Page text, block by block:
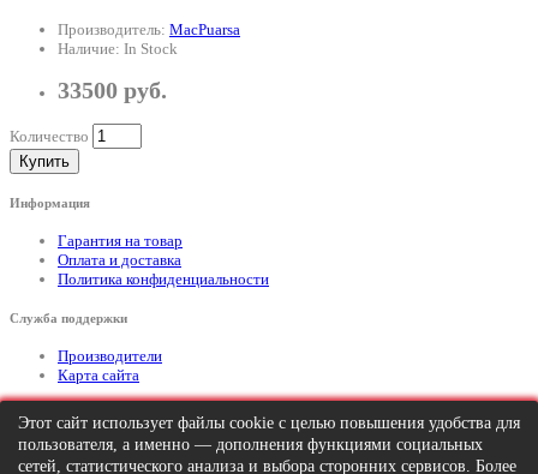
Производитель: MacPuarsa
Наличие: In Stock
33500 руб.
Количество
Купить
Информация
Гарантия на товар
Оплата и доставка
Политика конфиденциальности
Служба поддержки
Производители
Карта сайта
Дополнительно
Тел: +7 (495) 646-82-95 mailto:info@apexx.ru
Этот сайт использует файлы cookie с целью повышения удобства для
пользователя, а именно — дополнения функциями социальных
сетей, статистического анализа и выбора сторонних сервисов. Более